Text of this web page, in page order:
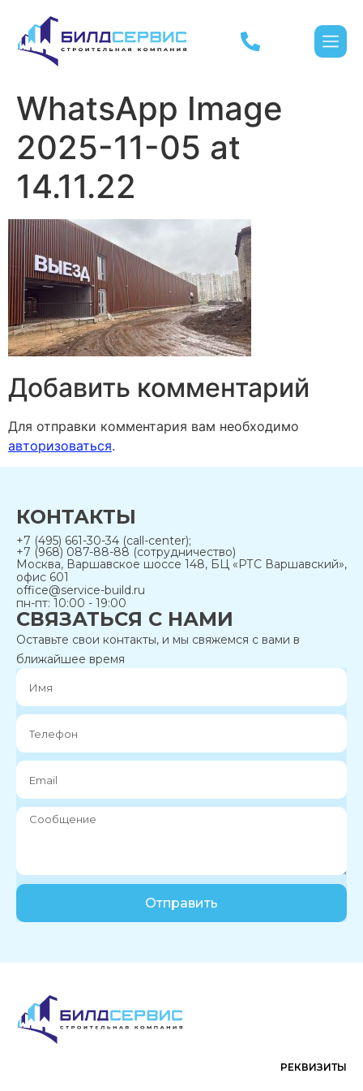
WhatsApp Image
2025-11-05 at
14.11.22
Добавить комментарий
Для отправки комментария вам необходимо
авторизоваться.
КОНТАКТЫ
+7 (495) 661-30-34 (call-center);
+7 (968) 087-88-88 (сотрудничество)
Москва, Варшавское шоссе 148, БЦ «РТС Варшавский»,
офис 601
office@service-build.ru
пн-пт: 10:00 - 19:00
СВЯЗАТЬСЯ С НАМИ
Оставьте свои контакты, и мы свяжемся с вами в
ближайшее время
Отправить
РЕКВИЗИТЫ